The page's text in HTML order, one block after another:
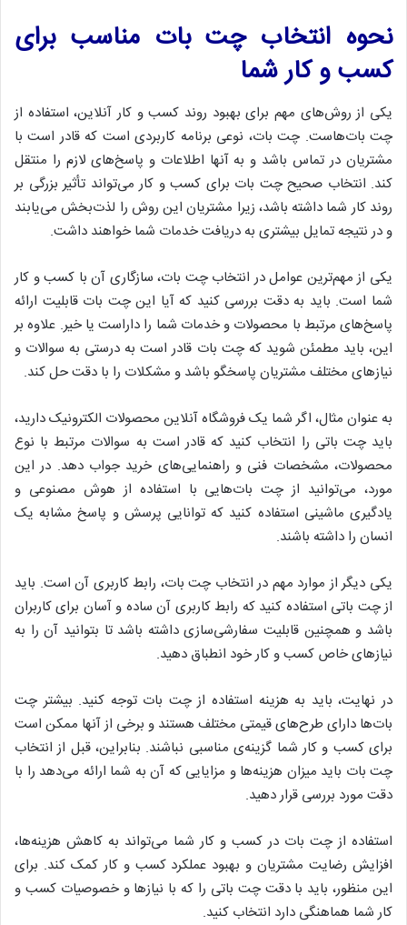
نحوه انتخاب چت بات مناسب برای
کسب و کار شما
یکی از روش‌های مهم برای بهبود روند کسب و کار آنلاین، استفاده از
چت بات‌هاست. چت بات، نوعی برنامه کاربردی است که قادر است با
مشتریان در تماس باشد و به آنها اطلاعات و پاسخ‌های لازم را منتقل
کند. انتخاب صحیح چت بات برای کسب و کار می‌تواند تأثیر بزرگی بر
روند کار شما داشته باشد، زیرا مشتریان این روش را لذت‌بخش می‌یابند
و در نتیجه تمایل بیشتری به دریافت خدمات شما خواهند داشت.
یکی از مهم‌ترین عوامل در انتخاب چت بات، سازگاری آن با کسب و کار
شما است. باید به دقت بررسی کنید که آیا این چت بات قابلیت ارائه
پاسخ‌های مرتبط با محصولات و خدمات شما را داراست یا خیر. علاوه بر
این، باید مطمئن شوید که چت بات قادر است به درستی به سوالات و
نیازهای مختلف مشتریان پاسخگو باشد و مشکلات را با دقت حل کند.
به عنوان مثال، اگر شما یک فروشگاه آنلاین محصولات الکترونیک دارید،
باید چت باتی را انتخاب کنید که قادر است به سوالات مرتبط با نوع
محصولات، مشخصات فنی و راهنمایی‌های خرید جواب دهد. در این
مورد، می‌توانید از چت بات‌هایی با استفاده از هوش مصنوعی و
یادگیری ماشینی استفاده کنید که توانایی پرسش و پاسخ مشابه یک
انسان را داشته باشند.
یکی دیگر از موارد مهم در انتخاب چت بات، رابط کاربری آن است. باید
از چت باتی استفاده کنید که رابط کاربری آن ساده و آسان برای کاربران
باشد و همچنین قابلیت سفارشی‌سازی داشته باشد تا بتوانید آن را به
نیازهای خاص کسب و کار خود انطباق دهید.
در نهایت، باید به هزینه استفاده از چت بات توجه کنید. بیشتر چت
بات‌ها دارای طرح‌های قیمتی مختلف هستند و برخی از آنها ممکن است
برای کسب و کار شما گزینه‌ی مناسبی نباشند. بنابراین، قبل از انتخاب
چت بات باید میزان هزینه‌ها و مزایایی که آن به شما ارائه می‌دهد را با
دقت مورد بررسی قرار دهید.
استفاده از چت بات در کسب و کار شما می‌تواند به کاهش هزینه‌ها،
افزایش رضایت مشتریان و بهبود عملکرد کسب و کار کمک کند. برای
این منظور، باید با دقت چت باتی را که با نیازها و خصوصیات کسب و
کار شما هماهنگی دارد انتخاب کنید.